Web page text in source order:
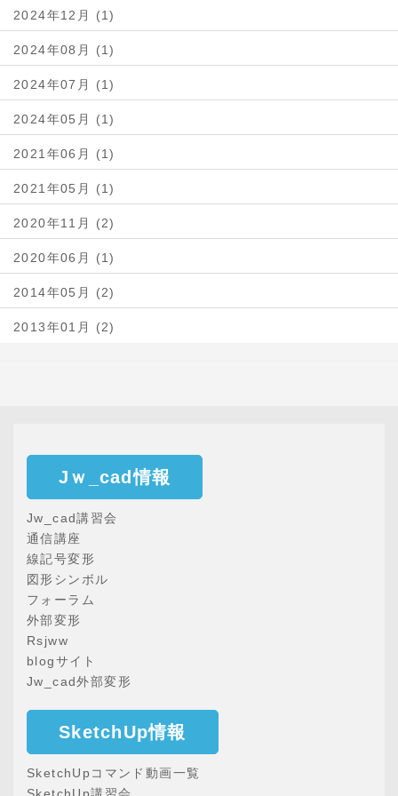
2024年12月 (1)
2024年08月 (1)
2024年07月 (1)
2024年05月 (1)
2021年06月 (1)
2021年05月 (1)
2020年11月 (2)
2020年06月 (1)
2014年05月 (2)
2013年01月 (2)
Jｗ_cad情報
Jw_cad講習会
通信講座
線記号変形
図形シンボル
フォーラム
外部変形
Rsjww
blogサイト
Jw_cad外部変形
SketchUp情報
SketchUpコマンド動画一覧
SketchUp講習会